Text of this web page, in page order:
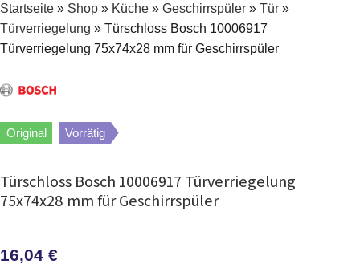
Startseite » Shop » Küche » Geschirrspüler » Tür »
Türverriegelung » Türschloss Bosch 10006917
Türverriegelung 75x74x28 mm für Geschirrspüler
Original Vorrätig
Türschloss Bosch 10006917 Türverriegelung
75x74x28 mm für Geschirrspüler
16,04 €